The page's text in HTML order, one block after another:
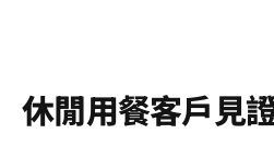
休閒用餐客戶見